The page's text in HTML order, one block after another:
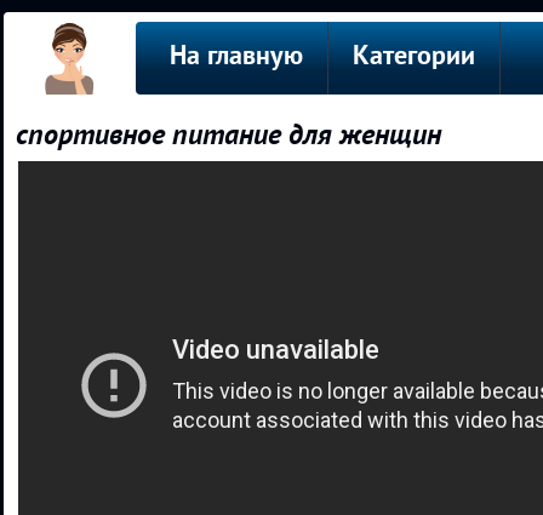
На главную Категории
спортивное питание для женщин